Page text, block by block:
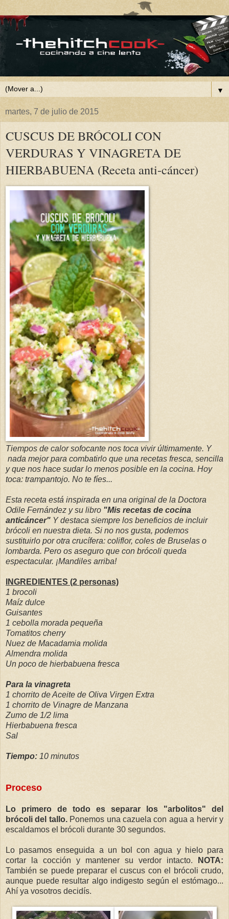
▼
martes, 7 de julio de 2015
CUSCUS DE BRÓCOLI CON
VERDURAS Y VINAGRETA DE
HIERBABUENA (Receta anti-cáncer)
Tiempos de calor sofocante nos toca vivir últimamente. Y
nada mejor para combatirlo que una recetas fresca, sencilla
y que nos hace sudar lo menos posible en la cocina. Hoy
toca: trampantojo. No te fíes...
Esta receta está inspirada en una original de la Doctora
Odile Fernández y su libro "Mis recetas de cocina
anticáncer" Y destaca siempre los beneficios de incluir
brócoli en nuestra dieta. Si no nos gusta, podemos
sustituirlo por otra crucífera: coliflor, coles de Bruselas o
lombarda. Pero os aseguro que con brócoli queda
espectacular. ¡Mandiles arriba!
INGREDIENTES (2 personas)
1 brocoli
Maíz dulce
Guisantes
1 cebolla morada pequeña
Tomatitos cherry
Nuez de Macadamia molida
Almendra molida
Un poco de hierbabuena fresca
Para la vinagreta
1 chorrito de Aceite de Oliva Virgen Extra
1 chorrito de Vinagre de Manzana
Zumo de 1/2 lima
Hierbabuena fresca
Sal
Tiempo: 10 minutos
Proceso
Lo primero de todo es separar los "arbolitos" del
brócoli del tallo.Ponemos una cazuela con agua a hervir y
escaldamos el brócoli durante 30 segundos.
Lo pasamos enseguida a un bol con agua y hielo para
cortar la cocción y mantener su verdor intacto.
NOTA:
También se puede preparar el cuscus con el brócoli crudo,
aunque puede resultar algo indigesto según el estómago...
Ahí ya vosotros decidís.